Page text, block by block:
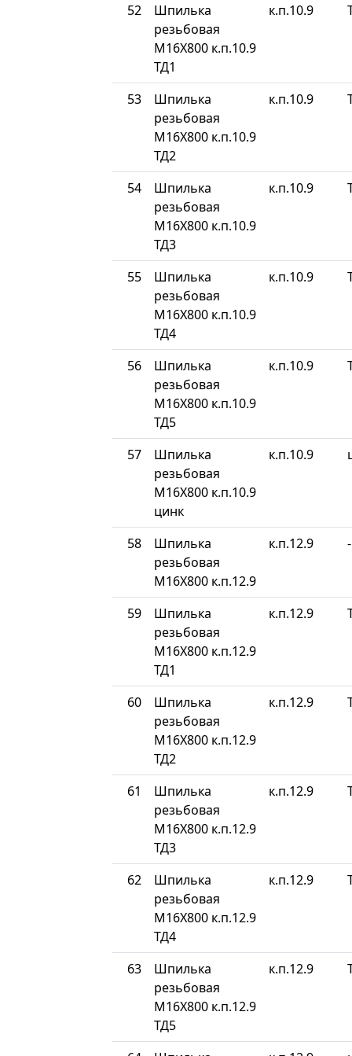
52
Шпилька
резьбовая
М16Х800 к.п.10.9
ТД1
к.п.10.9
53
Шпилька
резьбовая
М16Х800 к.п.10.9
ТД2
к.п.10.9
54
Шпилька
резьбовая
М16Х800 к.п.10.9
ТД3
к.п.10.9
55
Шпилька
резьбовая
М16Х800 к.п.10.9
ТД4
к.п.10.9
56
Шпилька
резьбовая
М16Х800 к.п.10.9
ТД5
к.п.10.9
57
Шпилька
резьбовая
М16Х800 к.п.10.9
цинк
к.п.10.9
58
Шпилька
резьбовая
М16Х800 к.п.12.9
к.п.12.9 -
59
Шпилька
резьбовая
М16Х800 к.п.12.9
ТД1
к.п.12.9
60
Шпилька
резьбовая
М16Х800 к.п.12.9
ТД2
к.п.12.9
61
Шпилька
резьбовая
М16Х800 к.п.12.9
ТД3
к.п.12.9
62
Шпилька
резьбовая
М16Х800 к.п.12.9
ТД4
к.п.12.9
63
Шпилька
резьбовая
М16Х800 к.п.12.9
ТД5
к.п.12.9